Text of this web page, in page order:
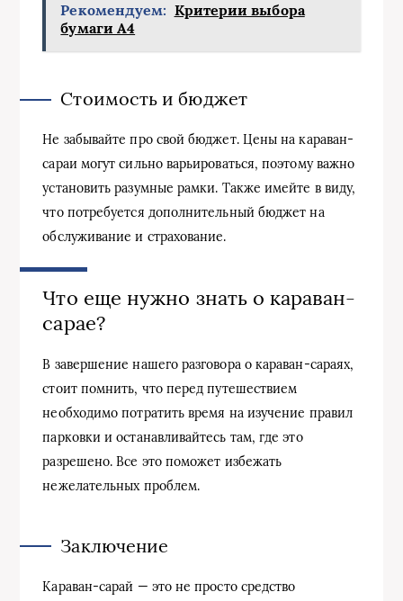
Рекомендуем: Критерии выбора
бумаги А4
Стоимость и бюджет
Не забывайте про свой бюджет. Цены на караван-
сараи могут сильно варьироваться, поэтому важно
установить разумные рамки. Также имейте в виду,
что потребуется дополнительный бюджет на
обслуживание и страхование.
Что еще нужно знать о караван-
сарае?
В завершение нашего разговора о караван-сараях,
стоит помнить, что перед путешествием
необходимо потратить время на изучение правил
парковки и останавливайтесь там, где это
разрешено. Все это поможет избежать
нежелательных проблем.
Заключение
Караван-сарай — это не просто средство